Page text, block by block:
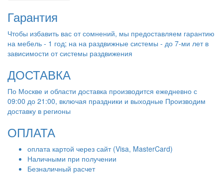
Гарантия
Чтобы избавить вас от сомнений, мы предоставляем гарантию
на мебель - 1 год; на на раздвижные системы - до 7-ми лет в
зависимости от системы раздвижения
ДОСТАВКА
По Москве и области доставка производится ежедневно с
09:00 до 21:00, включая праздники и выходные Производим
доставку в регионы
ОПЛАТА
оплата картой через сайт (Visa, MasterCard)
Наличными при получении
Безналичный расчет